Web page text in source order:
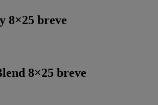
8×25 breve
8×25 breve